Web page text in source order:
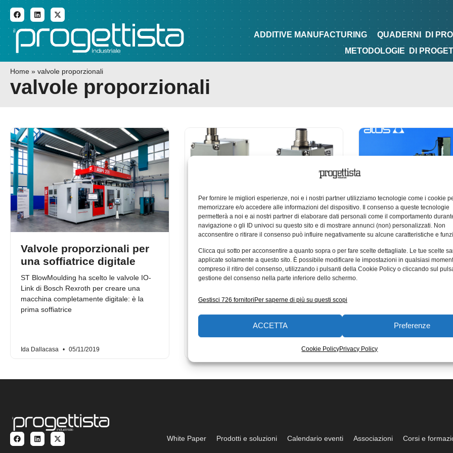
Per fornire le migliori esperienze, noi e i nostri partner utilizziamo tecnologie come i cookie
memorizzare e/o accedere alle informazioni del dispositivo. Il consenso a queste tecnologie
permetterà a noi e ai nostri partner di elaborare dati personali come il comportamento
navigazione o gli ID univoci su questo sito e di mostrare annunci (non) personalizzati. Non
acconsentire o ritirare il consenso può influire negativamente su alcune caratteristiche e
Clicca qui sotto per acconsentire a quanto sopra o per fare scelte dettagliate. Le tue scelte
applicate solamente a questo sito. È possibile modificare le impostazioni in qualsiasi
compreso il ritiro del consenso, utilizzando i pulsanti della Cookie Policy o cliccando sul
gestione del consenso nella parte inferiore dello schermo.
Gestisci 726 fornitoriPer saperne di più su questi scopi
ACCETTA Preferenze
Cookie PolicyPrivacy Policy
ADDITIVE MANUFACTURING QUADERNI DI PROGETTAZIONE TIPS&TRICKS
ADDITIVE MANUFACTURING QUADERNI DI
METODOLOGIE
DI
Home » valvole proporzionali
valvole proporzionali
Valvole proporzionali per
una soffiatrice digitale
ST BlowMoulding ha scelto le valvole IO-
Link di Bosch Rexroth per creare una
macchina completamente digitale: è la
prima soffiatrice
Ida Dallacasa 05/11/2019
Da Emerson nuove valvole
proporzionali per
l’Industria 4.0
proporzionali ASCO Numatics per il
Una gamma di
proporzionali
completamente
produzione di
l’elettroidraulica (la
oleodinamica ed
Redazione
White Paper Prodotti e soluzioni Calendario eventi Associazioni Corsi e